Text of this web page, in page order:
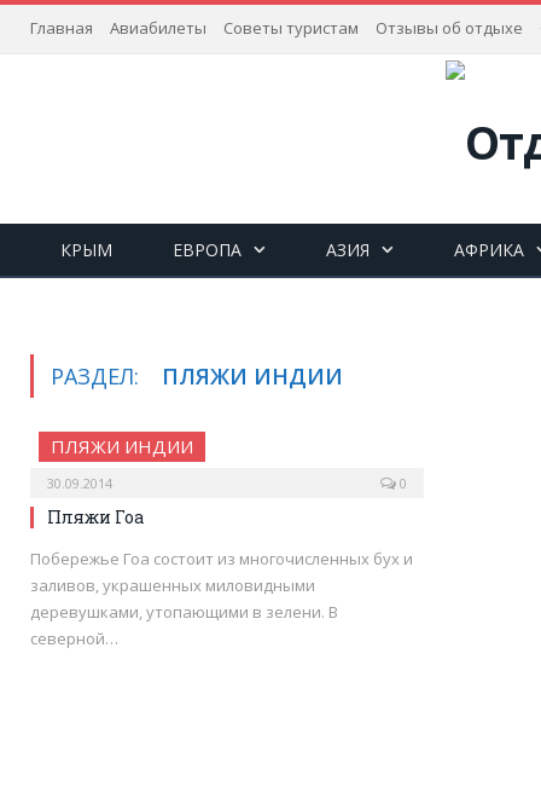
Главная Авиабилеты Советы туристам Отзывы об отдыхе
КРЫМ ЕВРОПА АЗИЯ АФРИКА
РАЗДЕЛ: ПЛЯЖИ ИНДИИ
ПЛЯЖИ ИНДИИ
30.09.2014 0
Пляжи Гоа
Побережье Гоа состоит из многочисленных бух и
заливов, украшенных миловидными
деревушками, утопающими в зелени. В
северной…